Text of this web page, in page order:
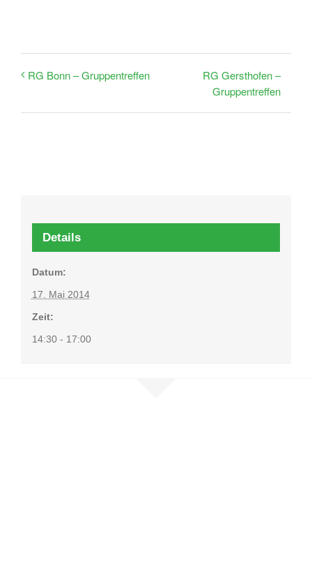
RG Bonn – Gruppentreffen
RG Gersthofen –
Gruppentreffen
Details
Datum:
17. Mai 2014
Zeit:
14:30 - 17:00